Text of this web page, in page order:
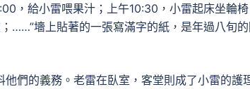
，給小雷喂果汁；上午10:30，小雷起床坐輪椅
……”墻上貼著的一張寫滿字的紙，是年過八旬
們的義務。老雷在臥室，客堂則成了小雷的護